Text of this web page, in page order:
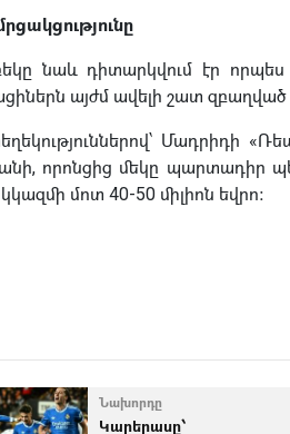
նաև դիտարկվում էր
այժմ ավելի շատ զբաղված
Մադրիդի
որոնցից մեկը պարտադիր
մոտ 40-50 միլիոն եվրո։
Նախորդը
Կարերասը՝